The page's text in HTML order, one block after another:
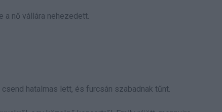
a nő vállára nehezedett.
hatalmas lett, és furcsán szabadnak tűnt.